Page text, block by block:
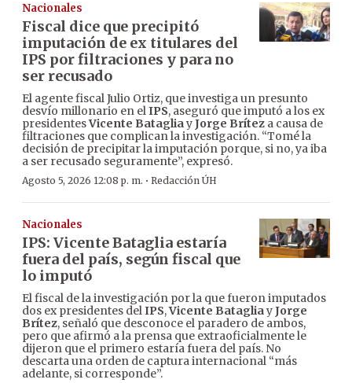
Nacionales
Fiscal dice que precipitó
imputación de ex titulares del
IPS por filtraciones y para no
ser recusado
El agente fiscal Julio Ortiz, que investiga un presunto
desvío millonario en el IPS, aseguró que imputó a los ex
presidentesVicente BatagliayJorge Brítez a causa de
filtraciones que complican la investigación. “Tomé la
decisión de precipitar la imputación porque, si no, ya iba
a ser recusado seguramente”, expresó.
Agosto 5, 2026 12:08 p. m. · Redacción ÚH
Nacionales
IPS: Vicente Bataglia estaría
fuera del país, según fiscal que
lo imputó
El fiscal de la investigación por la que fueron imputados
dos ex presidentes del IPS,Vicente BatagliayJorge
Brítez, señaló que desconoce el paradero de ambos,
pero que afirmó a la prensa que extraoficialmente le
dijeron que el primero estaría fuera del país. No
descarta una orden de captura internacional “más
adelante, si corresponde”.